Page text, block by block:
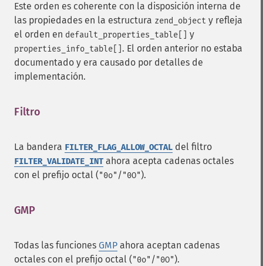
Este orden es coherente con la disposición interna de
las propiedades en la estructura zend_object y refleja
el orden en default_properties_table[] y
properties_info_table[] . El orden anterior no estaba
documentado y era causado por detalles de
implementación.
Filtro
La bandera FILTER_FLAG_ALLOW_OCTAL del filtro
FILTER_VALIDATE_INT ahora acepta cadenas octales
con el prefijo octal ("0o" /"0O").
GMP
Todas las funciones GMP ahora aceptan cadenas
octales con el prefijo octal ("0o" /"0O").